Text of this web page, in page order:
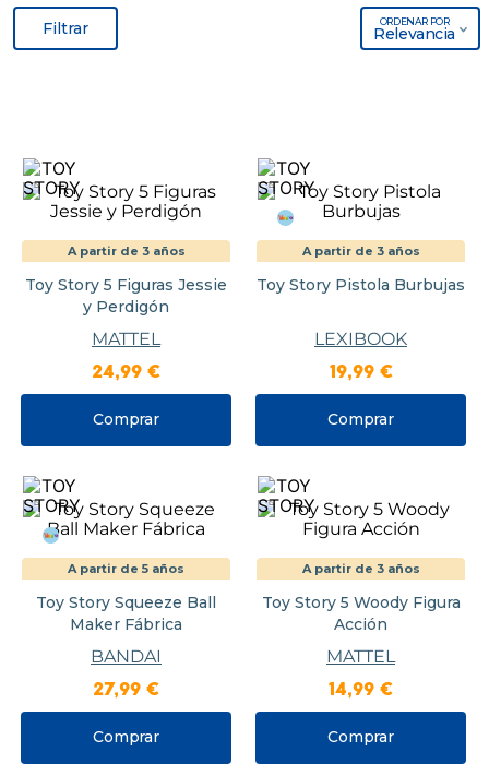
Filtrar ORDENAR POR
Relevancia
A partir de 3 años
Toy Story 5 Figuras Jessie
y Perdigón
MATTEL
24,99 €
Comprar
A partir de 3 años
Toy Story Pistola Burbujas
LEXIBOOK
19,99 €
Comprar
A partir de 5 años
Toy Story Squeeze Ball
Maker Fábrica
BANDAI
27,99 €
Comprar
A partir de 3 años
Toy Story 5 Woody Figura
Acción
MATTEL
14,99 €
Comprar